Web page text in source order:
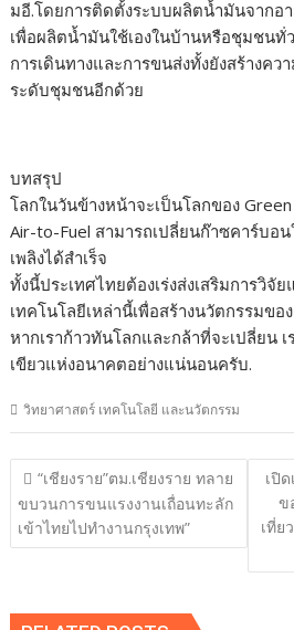
มอี.โดยการติดตั้งระบบผลิตน้ำมันจากอ
เพื่อผลิตน้ำมันใช้เองในบ้านหรือชุมชน
การเดินทางและการขนส่งทั้งยังสร้างคว
ระดับชุมชนอีกด้วย
บทสรุป
โลกในวันข้างหน้าจะเป็นโลกของ
Air-to-Fuel สามารถเปลี่ยนก๊าซคาร์บอ
เพลิงได้สำเร็จ
ทั้งนี้ประเทศไทยต้องเร่งส่งเสริมการวิจั
เทคโนโลยีเหล่านี้เพื่อสร้างนวัตกรรมขอ
หากเราก้าวทันโลกและกล้าที่จะเปลี่ยน
เขียวแห่งอนาคตอย่างแน่นอนครับ.
วิทยาศาสตร์ เทคโนโลยี และนวัตกรรม
แนะแนว
เรื่อง
“เชียงราย”ตม.เชียงราย ทลาย
ขบวนการขนแรงงานเถื่อนทะลัก
เข้าไทยไปทำงานกรุงเทพ”
เปิ
ข
เที่ย